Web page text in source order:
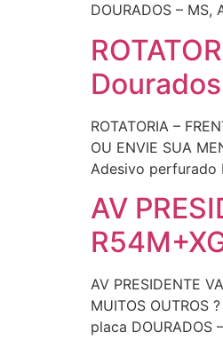
DOURADOS –
ROTATORIA –
OU ENVIE SUA
Adesivo perfurado
AV
AV PRESIDENTE
MUITOS OUTROS
placa DOURADOS